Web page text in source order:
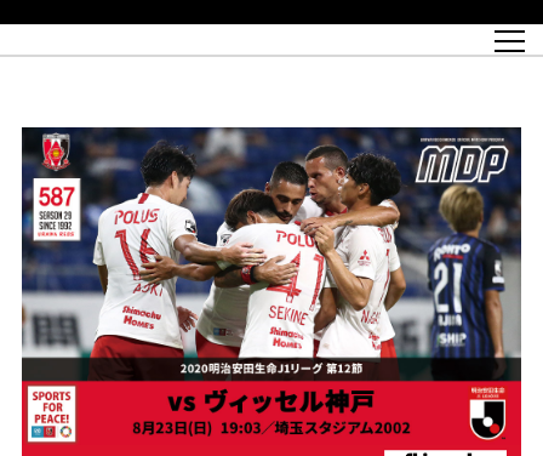
過去の個人出場データ 過去の試合結果 全試合記録[PDF]
Who's Who[PDF] 埼玉スタジアム2002(アクセス)
浦和駒場スタジアム(アクセス) ホームゲーム情報
観戦ルールとマナー 新型コロナウイルス感染症対策
横断幕掲出希望者の事前申請 大旗掲出希望者の事前申請
振り旗掲出希望者の事前申請
オフィシャルフラッグ以外の旗(Lフラッグサイズ以下)掲出希望者の事
前申請
育成オフィシャルサイト 浦和レッズサッカー塾
REX TICKETで購入 チケット販売日 チケットの購入方法
席種・料金 2022シーズンチケット 団体観戦チケット
企画シート テーブルシート ファミリーシート
車いす席 ビューボックス 天皇杯 アウェイチケット
REX CLUB よくある質問
浦和レッズ 選手理念 会社概況 経営情報 年表
ホームタウン ホームタウン活動報告BLOG
このゆびとまれっず！
浦和サッカーストリート(URAWA SOCCER STREET)
オフィシャルサポーターズクラブ 浦和レッズ後援会
SPORTS FOR PEACE! プロジェクト 支援活動
安全で快適なスタジアムに向けて
ホスピタリティシート レッズビジネスクラブ
広告のお問合せ
ハートフルスクール ハートフルクリニック
ハートフルトーク ハートフルサッカー
ハートフルパートナー ハートフルクラブ掲示板
ぬりえダウンロード MDP(マッチデープログラム/WEB版)
REDS TOMORROW 『浦和レッズをみにいこう!!』マップ
アーカイブ リンク R-file